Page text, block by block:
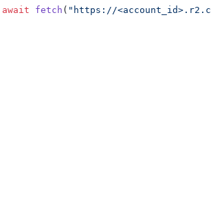
await fetch ( "https://